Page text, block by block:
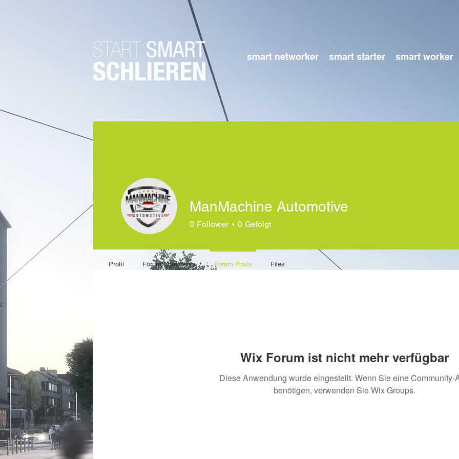
smart networker smart starter smart worker
Wix Forum ist nicht mehr verfügbar
Diese Anwendung wurde eingestellt. Wenn Sie eine Community-
benötigen, verwenden Sie Wix Groups.
ManMachine Automotive
0 Follower 0 Gefolgt
Profil Forum Comments Forum Posts Files